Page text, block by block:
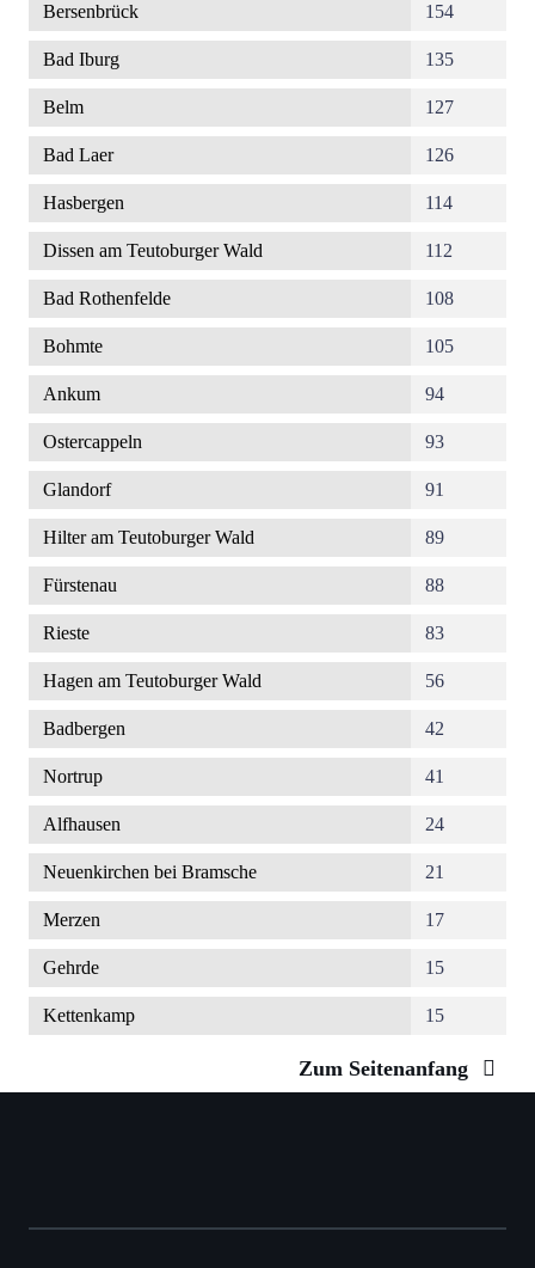
Bersenbrück 154
Bad Iburg 135
Belm 127
Bad Laer 126
Hasbergen 114
Dissen am Teutoburger Wald 112
Bad Rothenfelde 108
Bohmte 105
Ankum 94
Ostercappeln 93
Glandorf 91
Hilter am Teutoburger Wald 89
Fürstenau 88
Rieste 83
Hagen am Teutoburger Wald 56
Badbergen 42
Nortrup 41
Alfhausen 24
Neuenkirchen bei Bramsche 21
Merzen 17
Gehrde 15
Kettenkamp 15
Zum Seitenanfang